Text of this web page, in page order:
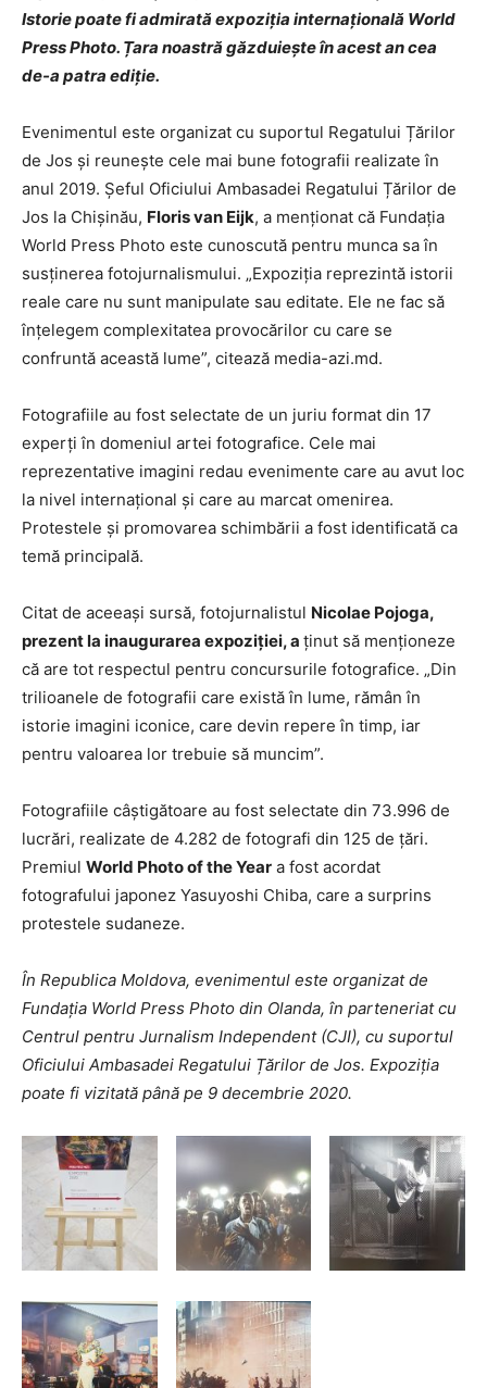
Istorie poate fi admirată expoziția internațională World
Press Photo. Țara noastră găzduiește în acest an cea
de-a patra ediție.
Evenimentul este organizat cu suportul Regatului Țărilor
de Jos și reunește cele mai bune fotografii realizate în
anul 2019. Șeful Oficiului Ambasadei Regatului Țărilor de
Jos la Chișinău, Floris van Eijk, a menționat că Fundația
World Press Photo este cunoscută pentru munca sa în
susținerea fotojurnalismului. „Expoziția reprezintă istorii
reale care nu sunt manipulate sau editate. Ele ne fac să
înțelegem complexitatea provocărilor cu care se
confruntă această lume”, citează media-azi.md.
Fotografiile au fost selectate de un juriu format din 17
experți în domeniul artei fotografice. Cele mai
reprezentative imagini redau evenimente care au avut loc
la nivel internațional și care au marcat omenirea.
Protestele și promovarea schimbării a fost identificată ca
temă principală.
Citat de aceeași sursă, fotojurnalistul Nicolae Pojoga,
prezent la inaugurarea expoziției, a ținut să menționeze
că are tot respectul pentru concursurile fotografice. „Din
trilioanele de fotografii care există în lume, rămân în
istorie imagini iconice, care devin repere în timp, iar
pentru valoarea lor trebuie să muncim”.
Fotografiile câştigătoare au fost selectate din 73.996 de
lucrări, realizate de 4.282 de fotografi din 125 de ţări.
Premiul World Photo of the Year a fost acordat
fotografului japonez Yasuyoshi Chiba, care a surprins
protestele sudaneze.
În Republica Moldova, evenimentul este organizat de
Fundația World Press Photo din Olanda, în parteneriat cu
Centrul pentru Jurnalism Independent (CJI), cu suportul
Oficiului Ambasadei Regatului Țărilor de Jos. Expoziția
poate fi vizitată până pe 9 decembrie 2020.